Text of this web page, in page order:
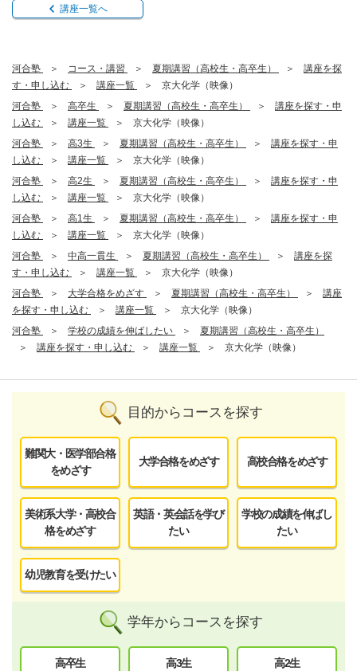
講座一覧へ
河合塾 コース・講習 夏期講習（高校生・高卒生）
講座を探
す・申し込む
講座一覧
京大化学（映像）
河合塾
高卒生 夏期講習（高校生・高卒生）
講座を探す・申
し込む
講座一覧
京大化学（映像）
河合塾
高3生 夏期講習（高校生・高卒生）
講座を探す・申
し込む
講座一覧
京大化学（映像）
河合塾
高2生 夏期講習（高校生・高卒生）
講座を探す・申
し込む
講座一覧
京大化学（映像）
河合塾
高1生 夏期講習（高校生・高卒生）
講座を探す・申
し込む
講座一覧
京大化学（映像）
河合塾
中高一貫生 夏期講習（高校生・高卒生）
講座を探
す・申し込む
講座一覧
京大化学（映像）
河合塾
大学合格をめざす 夏期講習（高校生・高卒生）
講座
を探す・申し込む
講座一覧
京大化学（映像）
河合塾
学校の成績を伸ばしたい
夏期講習（高校生・高卒生）
講座を探す・申し込む
講座一覧 京大化学（映像）
目的からコースを探す
難関大・医学部合格
をめざす
大学合格をめざす 高校合格をめざす
美術系大学・高校合
格をめざす
英語・英会話を学び
たい
学校の成績を伸ばし
たい
幼児教育を受けたい
学年からコースを探す
高卒生 高3生 高2生